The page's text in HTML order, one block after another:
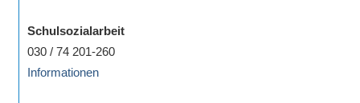
Schulsozialarbeit
030 / 74 201-260
Informationen